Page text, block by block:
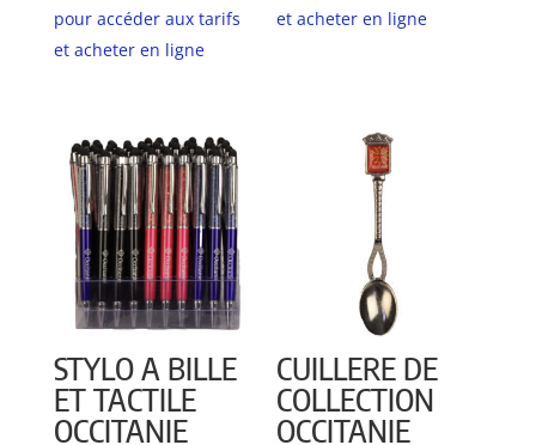
pour accéder aux tarifs
et acheter en ligne
et acheter en ligne
STYLO A BILLE
ET TACTILE
OCCITANIE
CUILLERE DE
COLLECTION
OCCITANIE